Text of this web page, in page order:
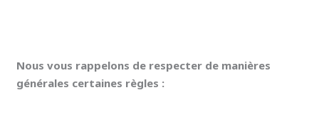
Nous vous rappelons de respecter de manières
générales certaines règles :